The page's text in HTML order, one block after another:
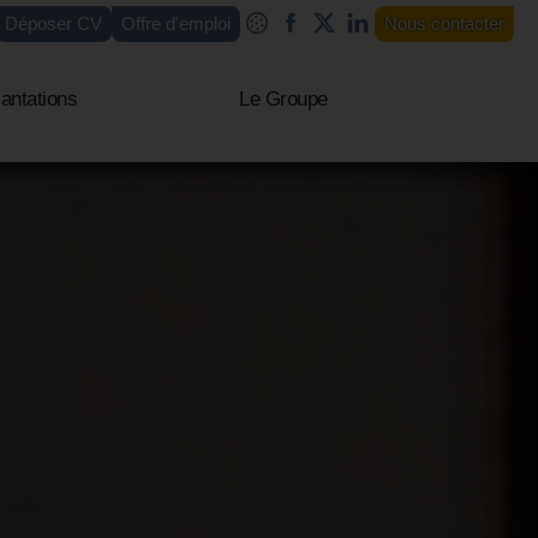
Déposer CV Offre d'emploi Nous contacter
Le Groupe